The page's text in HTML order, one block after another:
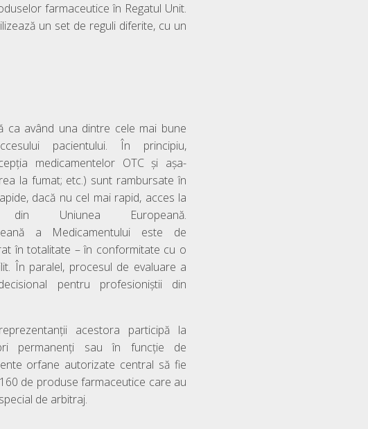
farmaceutice în Regatul Unit.
un set de reguli diferite, cu un
ca având una dintre cele mai bune
pacientului. În principiu,
medicamentelor OTC și așa-
la fumat; etc.) sunt rambursate în
dacă nu cel mai rapid, acces la
Uniunea Europeană.
a Medicamentului este de
în totalitate – în conformitate cu o
În paralel, procesul de evaluare a
pentru profesioniștii din
acestora participă la
permanenți sau în funcție de
orfane autorizate central să fie
de produse farmaceutice care au
de arbitraj.